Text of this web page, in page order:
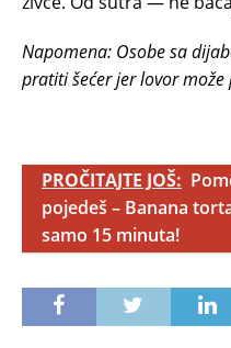
Napomena: Osobe sa
pratiti šećer jer lovor
PROČITAJTE JOŠ:
pojedeš – Banana
samo 15 minuta!